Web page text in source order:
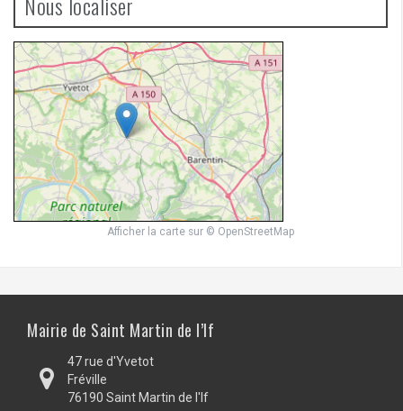
Afficher la carte sur © OpenStreetMap
Mairie de Saint Martin de l’If
47 rue d'Yvetot
Fréville
76190 Saint Martin de l'If